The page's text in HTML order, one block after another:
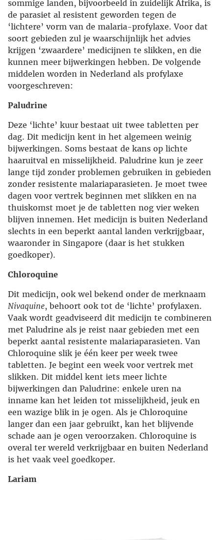
sommige landen, bijvoorbeeld in zuidelijk Afrika, is
de parasiet al resistent geworden tegen de
‘lichtere’ vorm van de malaria-profylaxe. Voor dat
soort gebieden zul je waarschijnlijk het advies
krijgen ‘zwaardere’ medicijnen te slikken, en die
kunnen meer bijwerkingen hebben. De volgende
middelen worden in Nederland als profylaxe
voorgeschreven:
Paludrine
Deze ‘lichte’ kuur bestaat uit twee tabletten per
dag. Dit medicijn kent in het algemeen weinig
bijwerkingen. Soms bestaat de kans op lichte
haaruitval en misselijkheid. Paludrine kun je zeer
lange tijd zonder problemen gebruiken in gebieden
zonder resistente malariaparasieten. Je moet twee
dagen voor vertrek beginnen met slikken en na
thuiskomst moet je de tabletten nog vier weken
blijven innemen. Het medicijn is buiten Nederland
slechts in een beperkt aantal landen verkrijgbaar,
waaronder in Singapore (daar is het stukken
goedkoper).
Chloroquine
Dit medicijn, ook wel bekend onder de merknaam
Nivaquine, behoort ook tot de ‘lichte’ profylaxen.
Vaak wordt geadviseerd dit medicijn te combineren
met Paludrine als je reist naar gebieden met een
beperkt aantal resistente malariaparasieten. Van
Chloroquine slik je één keer per week twee
tabletten. Je begint een week voor vertrek met
slikken. Dit middel kent iets meer lichte
bijwerkingen dan Paludrine: enkele uren na
inname kan het leiden tot misselijkheid, jeuk en
een wazige blik in je ogen. Als je Chloroquine
langer dan een jaar gebruikt, kan het blijvende
schade aan je ogen veroorzaken. Chloroquine is
overal ter wereld verkrijgbaar en buiten Nederland
is het vaak veel goedkoper.
Lariam